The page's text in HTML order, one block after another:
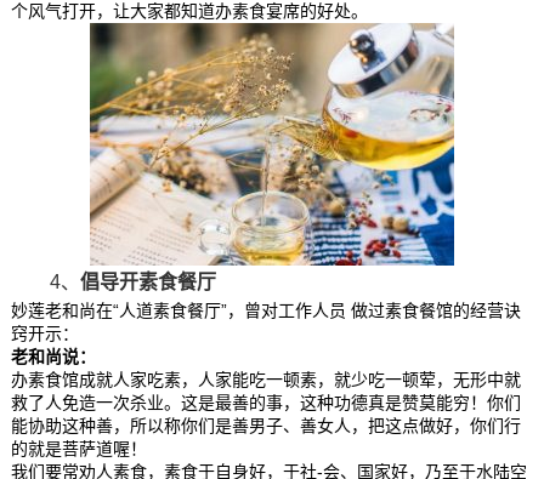
个风气打开，让大家都知道办素食宴席的好处。
4、 倡导开素食餐厅
妙莲老和尚在“人道素食餐厅”，曾对工作人员 做过素食餐馆的经营诀
窍开示：
老和尚说：
办素食馆成就人家吃素，人家能吃一顿素，就少吃一顿荤，无形中就
救了人免造一次杀业。这是最善的事，这种功德真是赞莫能穷！你们
能协助这种善，所以称你们是善男子、善女人，把这点做好，你们行
的就是菩萨道喔！
我们要常劝人素食，素食于自身好，于社-会、国家好，乃至于水陆空